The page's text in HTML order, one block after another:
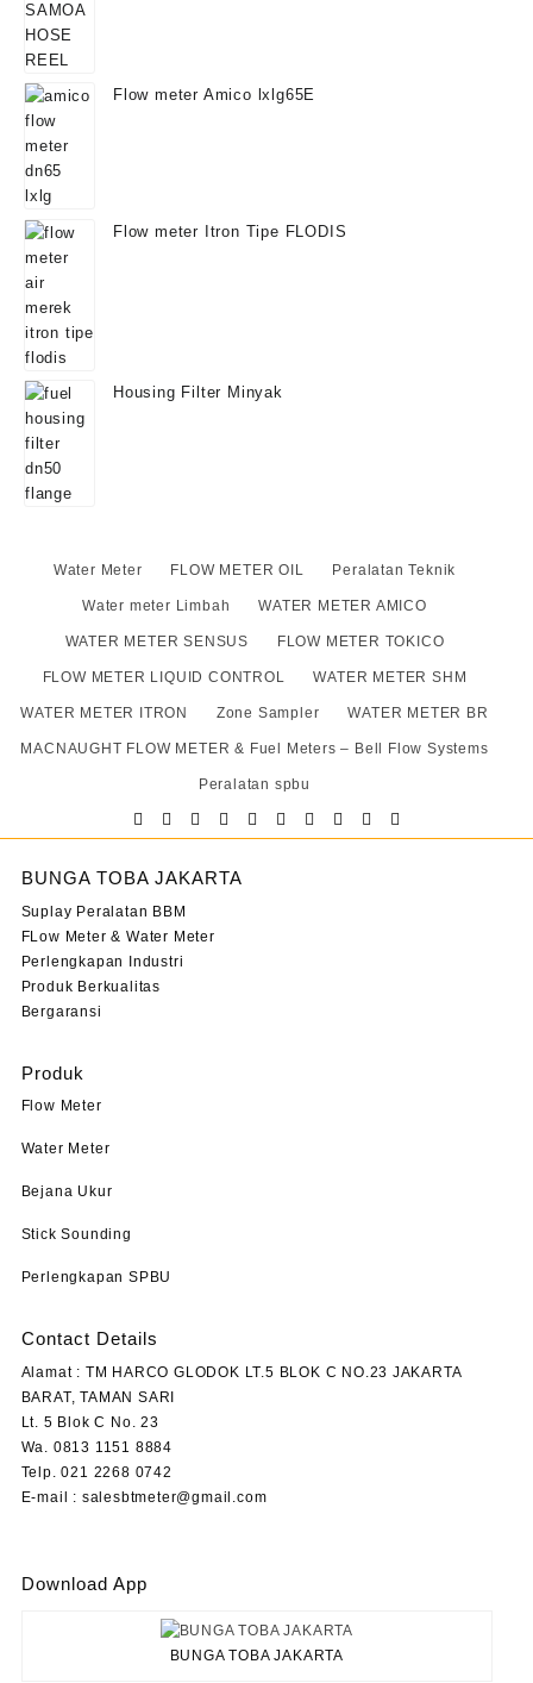
Flow meter Amico lxlg65E
Flow meter Itron Tipe FLODIS
Housing Filter Minyak
Water Meter FLOW METER OIL Peralatan Teknik
Water meter Limbah WATER METER AMICO
WATER METER SENSUS FLOW METER TOKICO
FLOW METER LIQUID CONTROL WATER METER SHM
WATER METER ITRON Zone Sampler WATER METER BR
MACNAUGHT FLOW METER & Fuel Meters – Bell Flow Systems
Peralatan spbu
BUNGA TOBA JAKARTA
Suplay Peralatan BBM
FLow Meter & Water Meter
Perlengkapan Industri
Produk Berkualitas
Bergaransi
Produk
Flow Meter
Water Meter
Bejana Ukur
Stick Sounding
Perlengkapan SPBU
Contact Details
Alamat : TM HARCO GLODOK LT.5 BLOK C NO.23 JAKARTA
BARAT, TAMAN SARI
Lt. 5 Blok C No. 23
Wa. 0813 1151 8884
Telp. 021 2268 0742
E-mail : salesbtmeter@gmail.com
Download App
BUNGA TOBA JAKARTA